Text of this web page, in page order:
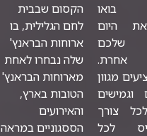
בואו
היום
שלכם
אחרת.
מגוון
וגמישים
צורך
לכל
הקסום שבבית
לחם הגלילית, בו
ארוחות הבראנץ'
שלה נבחרו לאחת
מארוחות הבראנץ'
הטובות בארץ,
והאירועים
הססגוניים במראה